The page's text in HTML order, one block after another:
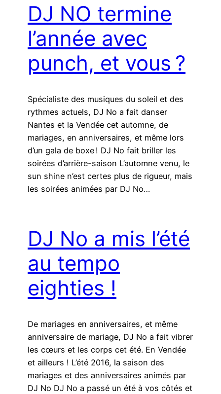
DJ NO termine
l’année avec
punch, et vous ?
Spécialiste des musiques du soleil et des
rythmes actuels, DJ No a fait danser
Nantes et la Vendée cet automne, de
mariages, en anniversaires, et même lors
d’un gala de boxe ! DJ No fait briller les
soirées d’arrière-saison L’automne venu, le
sun shine n’est certes plus de rigueur, mais
les soirées animées par DJ No…
DJ No a mis l’été
au tempo
eighties !
De mariages en anniversaires, et même
anniversaire de mariage, DJ No a fait vibrer
les cœurs et les corps cet été. En Vendée
et ailleurs ! L’été 2016, la saison des
mariages et des anniversaires animés par
DJ No DJ No a passé un été à vos côtés et